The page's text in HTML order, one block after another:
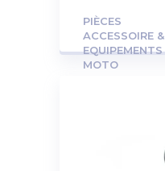
PIÈCES
ACCESSOIRE &
EQUIPEMENTS
MOTO